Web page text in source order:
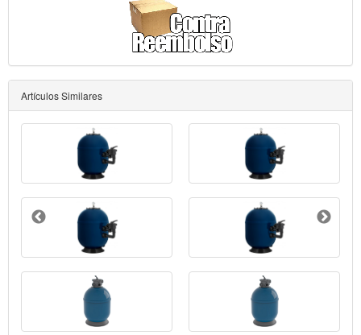
Artículos Similares